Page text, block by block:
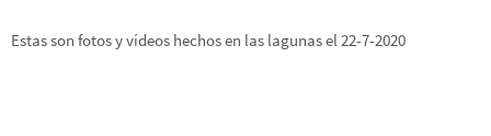
Estas son fotos y vídeos hechos en las lagunas el 22-7-2020